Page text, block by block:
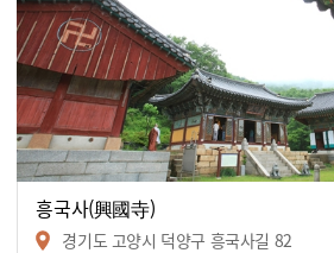
흥국사(興國寺)
경기도 고양시 덕양구 흥국사길 82